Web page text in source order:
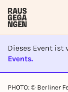
Dieses Event ist
Events.
PHOTO: © Berliner
Sign